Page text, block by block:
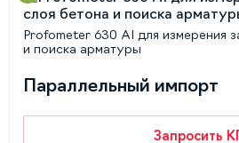
Profometer 630 AI для измерения
и поиска арматуры
Параллельный импорт
Запросить